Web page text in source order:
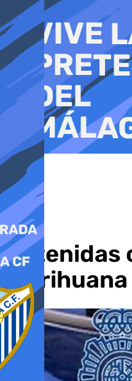
al
contenido
Detenidas